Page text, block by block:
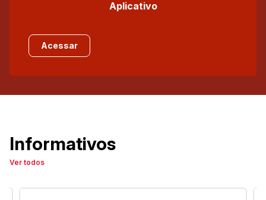
Aplicativo
Acessar
Informativos
Ver todos